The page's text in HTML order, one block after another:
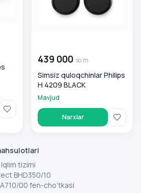
439 000 so'm
Simsiz quloqchinlar Philips
H 4209 BLACK
Mavjud
Narxlar
tizimi
BHD350/10
00 fen-cho‘tkasi